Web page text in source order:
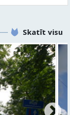
centram